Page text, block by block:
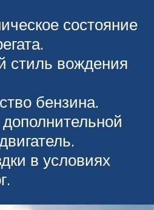
состояние
стиль вождения
бензина.
в условиях